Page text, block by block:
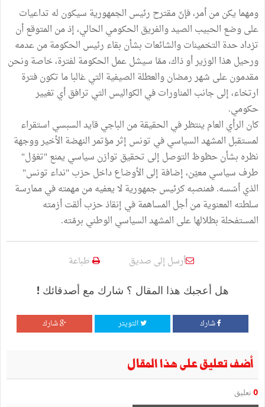
ومهما يكن من أمر، فإنّ مقترح رئيس الجمهورية سيكون له تداعيات
على وضع الحبيب الصيد والفريق الحكومي الحالي، إذ من المتوقع أن
تزداد حدة التخمينات والشائعات بشأن بقاء رئيس الحكومة من عدمه
ورحيل هذا الوزير أو ذاك، ممّا سيشل عمل الحكومة لفترة، خاصة ونحن
مقدمون على شهر رمضان والعطلة الصيفية التي غالبا ما تكون فترة
ارتخاء، إلى جانب المناورات في الكواليس التي ترافق أي تغيير
حكومي.
كان الرأي العام ينتظر في الحقيقة من الباجي قايد السبسي استقراء
لمستقبل المشهد السياسي في تونس إثر مؤتمر النهضة الأخير ووجهة
نظره بشأن حظوظ التوصل إلى تحقيق توازن سياسي يمنع "تغوّل"
طرف سياسي معيّن، إضافة إلى الأوضاع داخل حزب "نداء تونس"
الذي أسّسه. فمنصبه كرئيس جمهورية لا يعفيه من مهمته في ممارسة
سلطته المعنوية من أجل المساهمة في إنقاذ حزب ألقت أزمته
المستفحلة بظلالها على المشهد السياسي الوطني برمّته.
أرسل إلى صديق طباعة
هل أعجبك هذا المقال ؟ شارك مع أصدقائك !
شارك التويتر شارك
أضف تعليق على هذا المقال
0 تعليق